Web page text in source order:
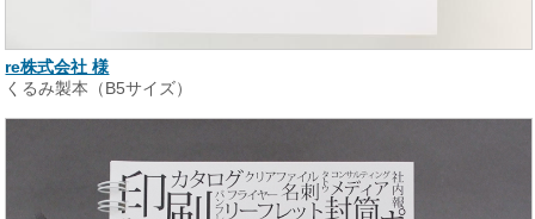
re株式会社 様
くるみ製本（B5サイズ）